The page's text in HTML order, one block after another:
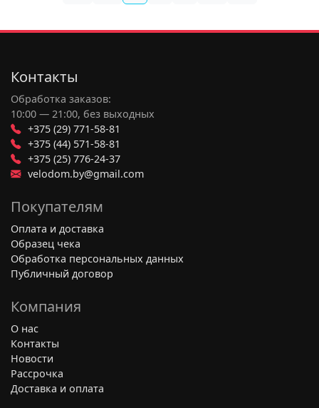
Контакты
Обработка заказов:
10:00 — 21:00, без выходных
+375 (29) 771-58-81
+375 (44) 571-58-81
+375 (25) 776-24-37
velodom.by@gmail.com
Покупателям
Оплата и доставка
Образец чека
Обработка персональных данных
Публичный договор
Компания
О нас
Контакты
Новости
Рассрочка
Доставка и оплата